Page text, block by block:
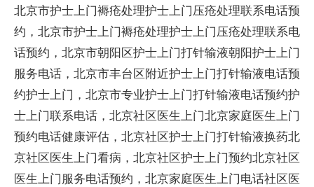
北京市护士上门褥疮处理护士上门压疮处理联系电话预
约，北京市护士上门褥疮处理护士上门压疮处理联系电
话预约，北京市朝阳区护士上门打针输液朝阳护士上门
服务电话，北京市丰台区附近护士上门打针输液电话预
约护士上门，北京市专业护士上门打针输液电话预约护
士上门联系电话，北京社区医生上门北京家庭医生上门
预约电话健康评估，北京社区护士上门打针输液换药北
京社区医生上门看病，北京社区护士上门预约北京社区
医生上门服务电话预约，北京家庭医生上门电话社区医